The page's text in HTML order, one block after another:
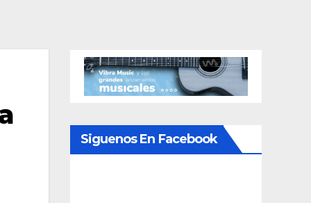
Siguenos En Facebook